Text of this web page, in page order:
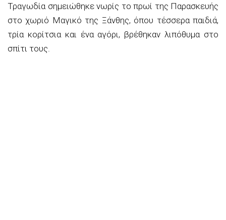
Τραγωδία σημειώθηκε νωρίς το πρωί της Παρασκευής
στο χωριό Μαγικό της Ξάνθης, όπου τέσσερα παιδιά,
τρία κορίτσια και ένα αγόρι, βρέθηκαν λιπόθυμα στο
σπίτι τους.